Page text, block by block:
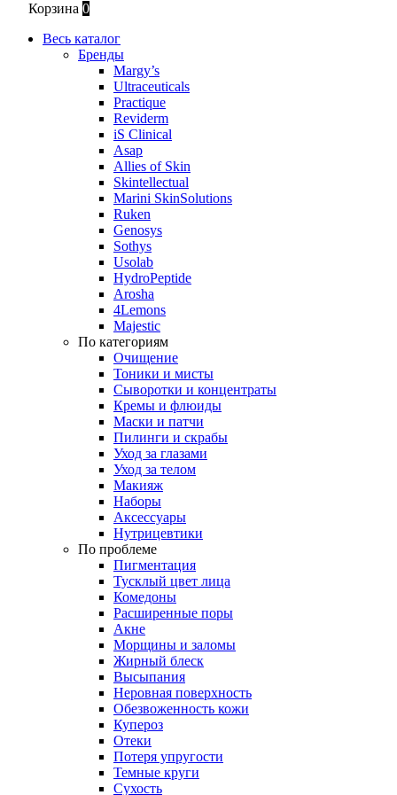
Корзина 0
Весь каталог
Бренды
Margy’s
Ultraceuticals
Practique
Reviderm
iS Clinical
Asap
Allies of Skin
Skintellectual
Marini SkinSolutions
Ruken
Genosys
Sothys
Usolab
HydroPeptide
Arosha
4Lemons
Majestic
По категориям
Очищение
Тоники и мисты
Сыворотки и концентраты
Кремы и флюиды
Маски и патчи
Пилинги и скрабы
Уход за глазами
Уход за телом
Макияж
Наборы
Аксессуары
Нутрицевтики
По проблеме
Пигментация
Тусклый цвет лица
Комедоны
Расширенные поры
Акне
Морщины и заломы
Жирный блеск
Высыпания
Неровная поверхность
Обезвоженность кожи
Купероз
Отеки
Потеря упругости
Темные круги
Сухость